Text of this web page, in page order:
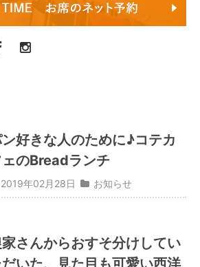
好きな人のために♪コテカ
ェのBreadランチ
2019年02月28日 お知らせ
さんからおすそ分けしてい